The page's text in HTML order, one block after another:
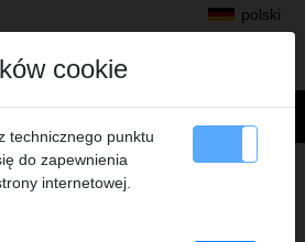
polski
cookie
technicznego punktu
do zapewnienia
internetowej.